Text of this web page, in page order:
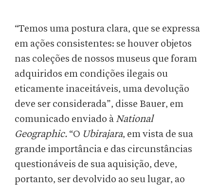
“Temos uma postura clara, que se expressa
em ações consistentes: se houver objetos
nas coleções de nossos museus que foram
adquiridos em condições ilegais ou
eticamente inaceitáveis, uma devolução
deve ser considerada”, disse Bauer, em
comunicado enviado àNational
Geographic. “O Ubirajara, em vista de sua
grande importância e das circunstâncias
questionáveis ​​de sua aquisição, deve,
portanto, ser devolvido ao seu lugar, ao